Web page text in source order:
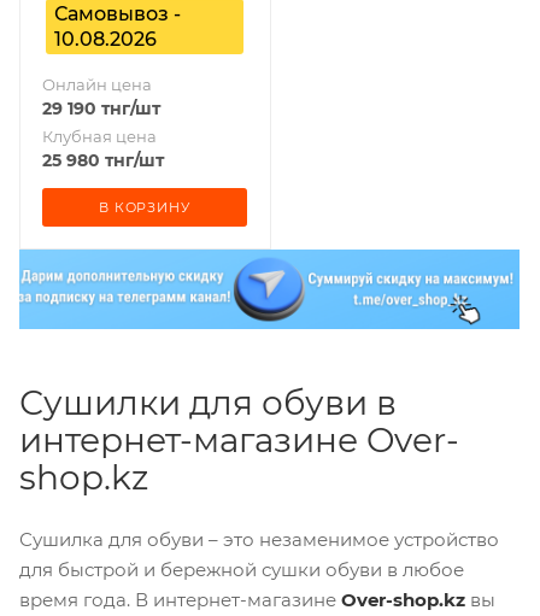
Самовывоз -
10.08.2026
Онлайн цена
29 190 тнг/шт
Клубная цена
25 980 тнг/шт
В КОРЗИНУ
Сушилки для обуви в
интернет-магазине Over-
shop.kz
Сушилка для обуви – это незаменимое устройство
для быстрой и бережной сушки обуви в любое
время года. В интернет-магазине Over-shop.kz вы